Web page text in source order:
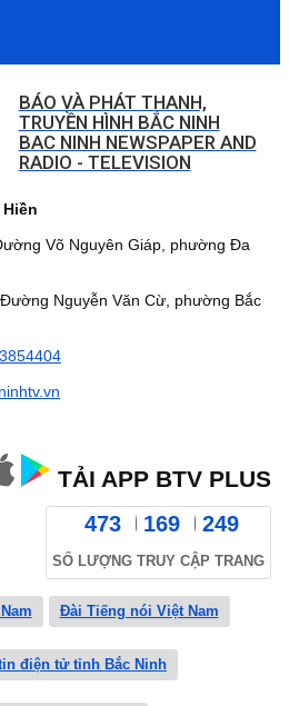
BÁO VÀ PHÁT THANH,
TRUYỀN HÌNH BẮC NINH
BAC NINH NEWSPAPER AND
RADIO - TELEVISION
Võ Nguyên Giáp, phường Đa
Nguyễn Văn Cừ, phường Bắc
TẢI APP BTV PLUS
473 169 249
SỐ LƯỢNG TRUY CẬP TRANG
Đài Tiếng nói Việt Nam
điện tử tỉnh Bắc Ninh